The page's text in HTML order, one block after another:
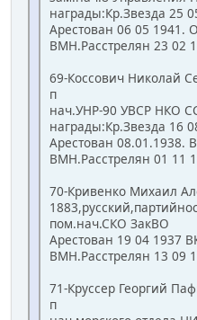
награды:Кр.Звезда 25
Арестован 06 05 1941.
ВМН.Расстрелян 23 02
69-Коссович Николай
п
нач.УНР-90 УВСР НКО
награды:Кр.Звезда 16
Арестован 08.01.1938.
ВМН.Расстрелян 01 11
70-Кривенко Михаил
пом.нач.СКО ЗакВО
Арестован 19 04 1937
ВМН.Расстрелян 13 09
71-Круссер Георгий
п